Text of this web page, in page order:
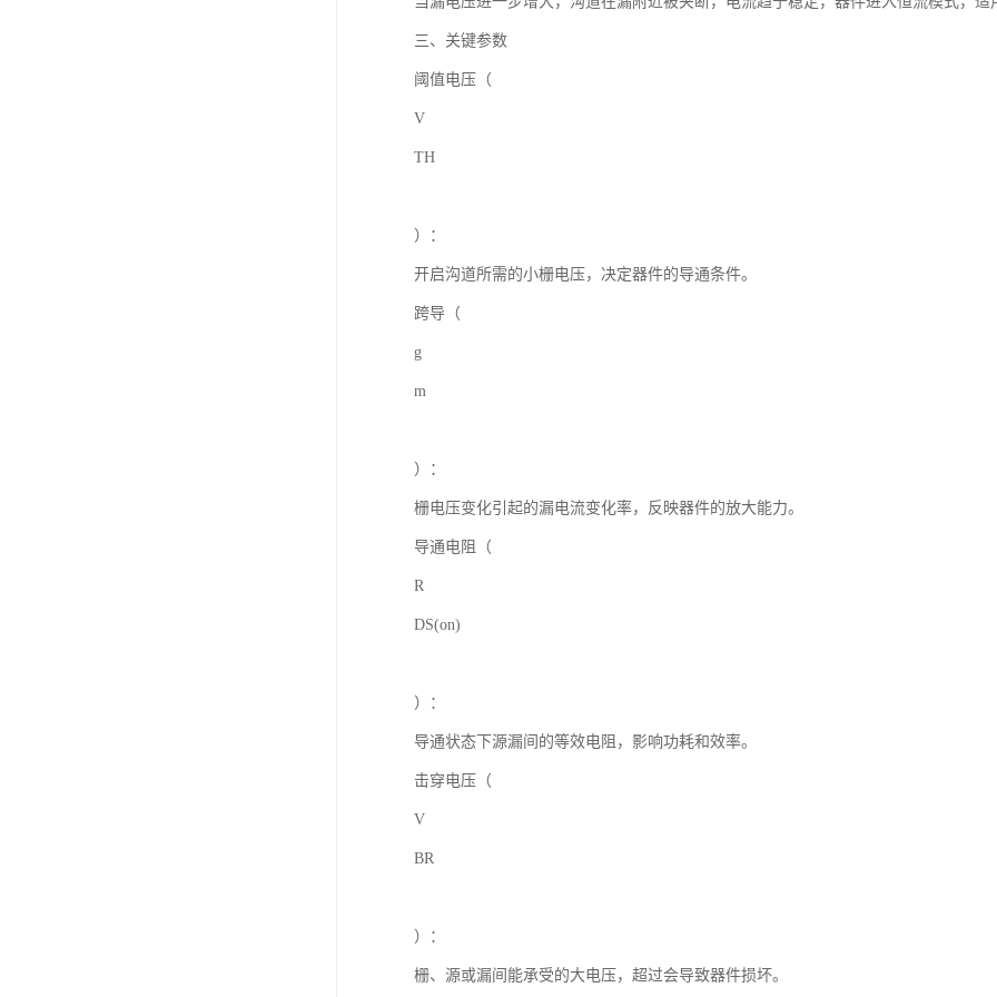
三、关键参数
阈值电压（
V
TH
）：
开启沟道所需的小栅电压，决定器件的导通条件。
跨导（
g
m
）：
栅电压变化引起的漏电流变化率，反映器件的放大能力。
导通电阻（
R
DS(on)
）：
导通状态下源漏间的等效电阻，影响功耗和效率。
击穿电压（
V
BR
）：
栅、源或漏间能承受的大电压，超过会导致器件损坏。